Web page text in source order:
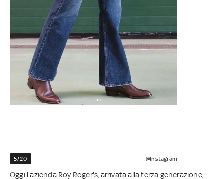
5/20 @Instagram
Oggi l'azienda Roy Roger's, arrivata alla terza generazione,